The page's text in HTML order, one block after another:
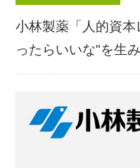
小林製薬「人的資
ったらいいな"を生